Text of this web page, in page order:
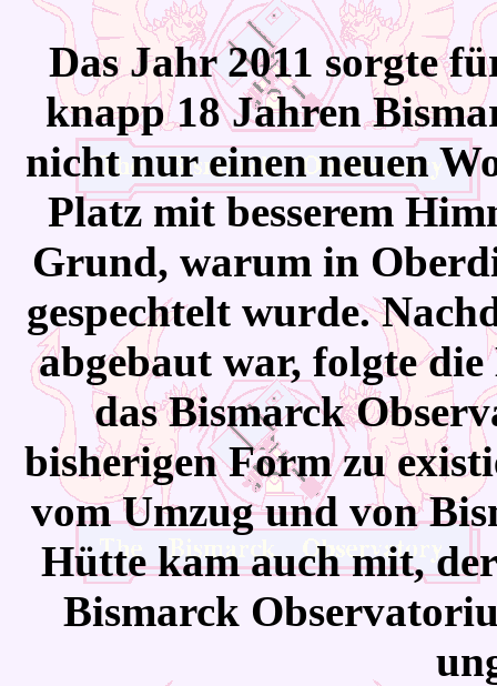
DasJahr 2011 sorgte
knapp 18 Jahren
nicht nur einen neuen
Platz mit besserem
Grund, warum in
gespechtelt wurde.
abgebaut war, folgte
das Bismarck
bisherigen Form zu
vom Umzug und von
Hütte kam auch mit,
Bismarck